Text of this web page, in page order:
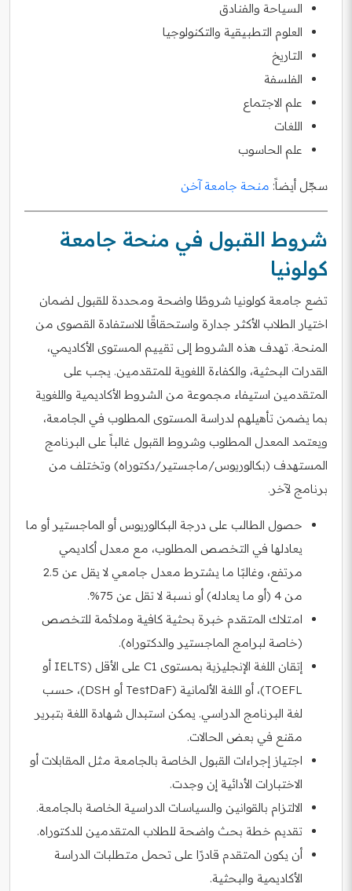
السياحة والفنادق
العلوم التطبيقية والتكنولوجيا
التاريخ
الفلسفة
علم الاجتماع
اللغات
علم الحاسوب
سجّل أيضاً: منحة جامعة آخن
شروط القبول في منحة جامعة
كولونيا
تضع جامعة كولونيا شروطًا واضحة ومحددة للقبول لضمان
اختيار الطلاب الأكثر جدارة واستحقاقًا للاستفادة القصوى من
المنحة. تهدف هذه الشروط إلى تقييم المستوى الأكاديمي،
القدرات البحثية، والكفاءة اللغوية للمتقدمين. يجب على
المتقدمين استيفاء مجموعة من الشروط الأكاديمية واللغوية
بما يضمن تأهيلهم لدراسة المستوى المطلوب في الجامعة،
ويعتمد المعدل المطلوب وشروط القبول غالباً على البرنامج
المستهدف (بكالوريوس/ماجستير/دكتوراه) وتختلف من
برنامج لآخر.
حصول الطالب على درجة البكالوريوس أو الماجستير أو ما
يعادلها في التخصص المطلوب، مع معدل أكاديمي
مرتفع، وغالبًا ما يشترط معدل جامعي لا يقل عن 2.5
من 4 (أو ما يعادله) أو نسبة لا تقل عن 75%.
امتلاك المتقدم خبرة بحثية كافية وملائمة للتخصص
(خاصة لبرامج الماجستير والدكتوراه).
إتقان اللغة الإنجليزية بمستوى C1 على الأقل (IELTS أو
TOEFL)، أو اللغة الألمانية (TestDaF أو DSH)، حسب
لغة البرنامج الدراسي. يمكن استبدال شهادة اللغة بتبرير
مقنع في بعض الحالات.
اجتياز إجراءات القبول الخاصة بالجامعة مثل المقابلات أو
الاختبارات الأدائية إن وجدت.
الالتزام بالقوانين والسياسات الدراسية الخاصة بالجامعة.
تقديم خطة بحث واضحة للطلاب المتقدمين للدكتوراه.
أن يكون المتقدم قادرًا على تحمل متطلبات الدراسة
الأكاديمية والبحثية.